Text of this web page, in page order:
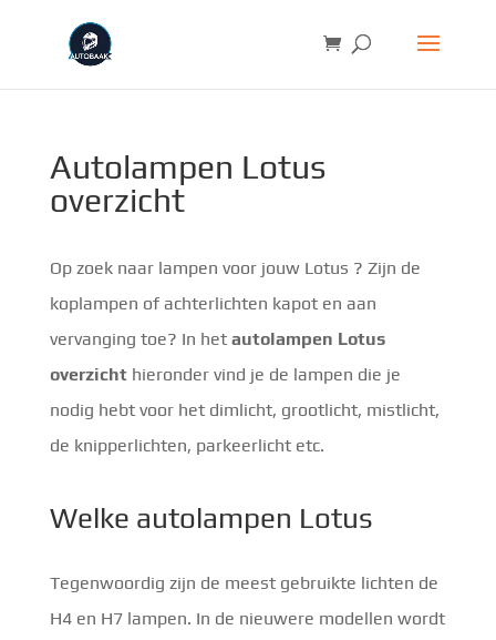
Autolampen Lotus
overzicht
Op zoek naar lampen voor jouw Lotus ? Zijn de
koplampen of achterlichten kapot en aan
vervanging toe? In hetautolampen Lotus
overzichthieronder vind je de lampen die je
nodig hebt voor het dimlicht, grootlicht, mistlicht,
de knipperlichten, parkeerlicht etc.
Welke autolampen Lotus
Tegenwoordig zijn de meest gebruikte lichten de
H4 en H7 lampen. In de nieuwere modellen wordt